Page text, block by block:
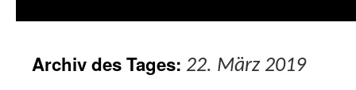
Archiv des Tages: 22. März 2019